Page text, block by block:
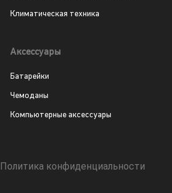
Климатическая техника
Аксессуары
Батарейки
Чемоданы
Компьютерные аксессуары
Политика конфиденциальности